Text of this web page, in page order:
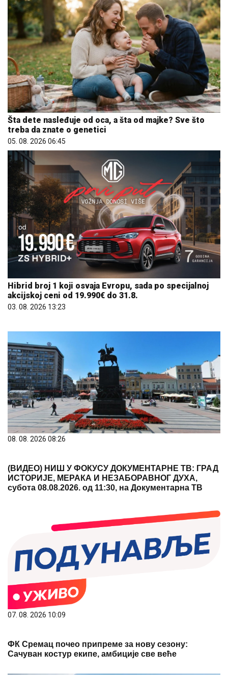
Šta dete nasleđuje od oca, a šta od majke? Sve što
treba da znate o genetici
05. 08. 2026 06:45
Hibrid broj 1 koji osvaja Evropu, sada po specijalnoj
akcijskoj ceni od 19.990€ do 31.8.
03. 08. 2026 13:23
08. 08. 2026 08:26
(ВИДЕО) НИШ У ФОКУСУ ДОКУМЕНТАРНЕ ТВ: ГРАД
ИСТОРИЈЕ, МЕРАКА И НЕЗАБОРАВНОГ ДУХА,
субота 08.08.2026. од 11:30, на Документарна ТВ
07. 08. 2026 10:09
ФК Сремац почео припреме за нову сезону:
Сачуван костур екипе, амбиције све веће